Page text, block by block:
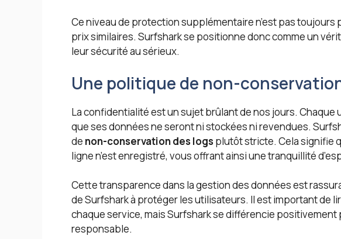
Ce niveau de protection supplémentaire n’est pas toujours
prix similaires. Surfshark se positionne donc comme un
leur sécurité au sérieux.
Une politique de non-
La confidentialité est un sujet brûlant de nos jours.
que ses données ne seront ni stockées ni revendues.
de non-conservation des logs plutôt stricte. Cela signifie
ligne n’est enregistré, vous offrant ainsi une tranquillité
Cette transparence dans la gestion des données est
de Surfshark à protéger les utilisateurs. Il est important de
chaque service, mais Surfshark se différencie
responsable.